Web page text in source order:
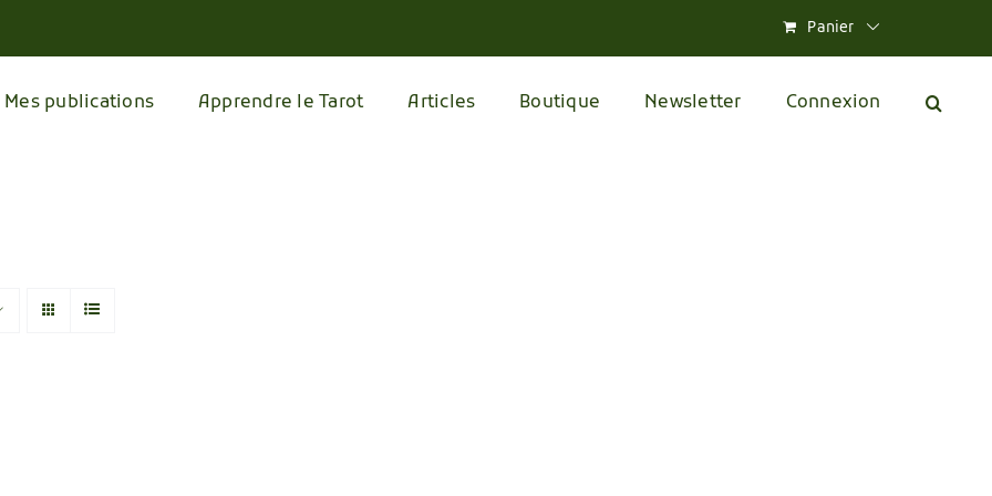
Panier
Mes publications Apprendre le Tarot Articles Boutique Newsletter Connexion